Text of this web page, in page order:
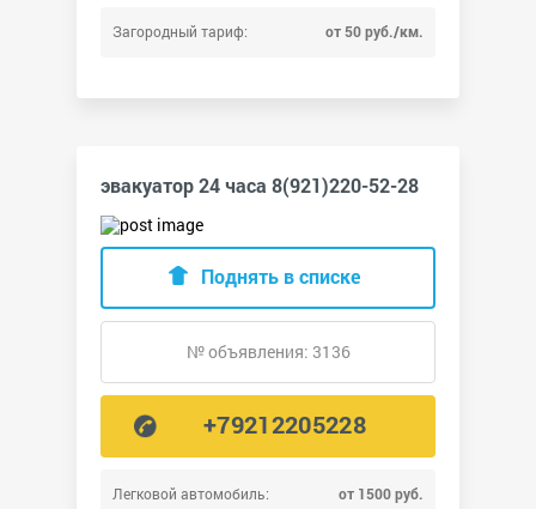
Загородный тариф: от 50 руб./км.
эвакуатор 24 часа 8(921)220-52-28
Легковой автомобиль: от 1500 руб.
Поднять в списке
№ объявления: 3136
+79212205228